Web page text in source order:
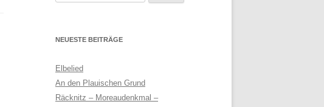
NEUESTE BEITRÄGE
Elbelied
An den Plauischen Grund
Räcknitz – Moreaudenkmal –